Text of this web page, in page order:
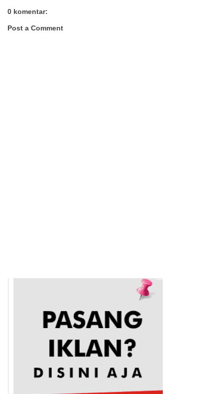
0 komentar:
Post a Comment